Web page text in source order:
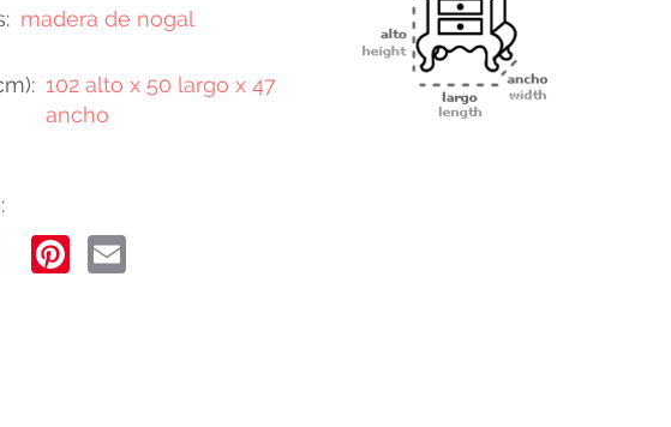
madera de nogal
102 alto x 50 largo x 47
ancho
TwitterPinterest